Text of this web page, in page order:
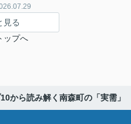
見る
ップへ
から読み解く南森町の「実需」